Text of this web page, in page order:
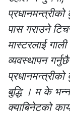
पास गराउने
मास्टरलाई
व्यवस्थापन
प्रधानमन्त्रीको
बुद्धि । म के
क्याबिनेटको